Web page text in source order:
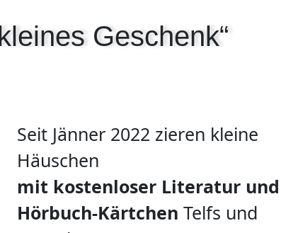
Geschenk“
Seit Jänner 2022 zieren kleine
Häuschen
mit kostenloser Literatur und
Hörbuch-Kärtchen Telfs und